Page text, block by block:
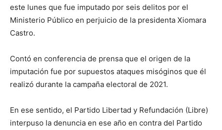
este lunes que fue imputado por seis delitos por el
Ministerio Público en perjuicio de la presidenta Xiomara
Castro.
Contó en conferencia de prensa que el origen de la
imputación fue por supuestos ataques misóginos que él
realizó durante la campaña electoral de 2021.
En ese sentido, el Partido Libertad y Refundación (Libre)
interpuso la denuncia en ese año en contra del Partido